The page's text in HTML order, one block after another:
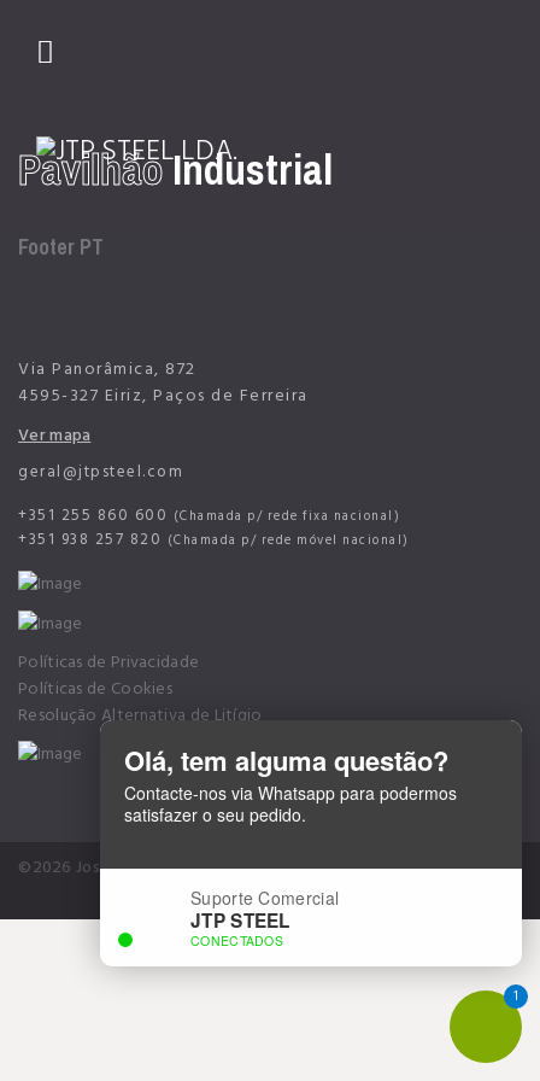
PavilhãoIndustrial
01
Footer PT
Via Panorâmica, 872
4595-327 Eiriz, Paços de Ferreira
Ver mapa
geral@jtpsteel.com
+351 255 860 600 (Chamada p/ rede fixa nacional)
+351 938 257 820 (Chamada p/ rede móvel nacional)
Políticas de Privacidade
Políticas de Cookies
Resolução Alternativa de Litígio
Alvará nº 52785
1
Olá, tem alguma questão?
Contacte-nos via Whatsapp para podermos
satisfazer o seu pedido.
Suporte Comercial
JTP STEEL
CONECTADOS
©2026 José Torres Pinto Lda.. All rights reservedDeveloped CLIC-
DESIGN Creative Solutions